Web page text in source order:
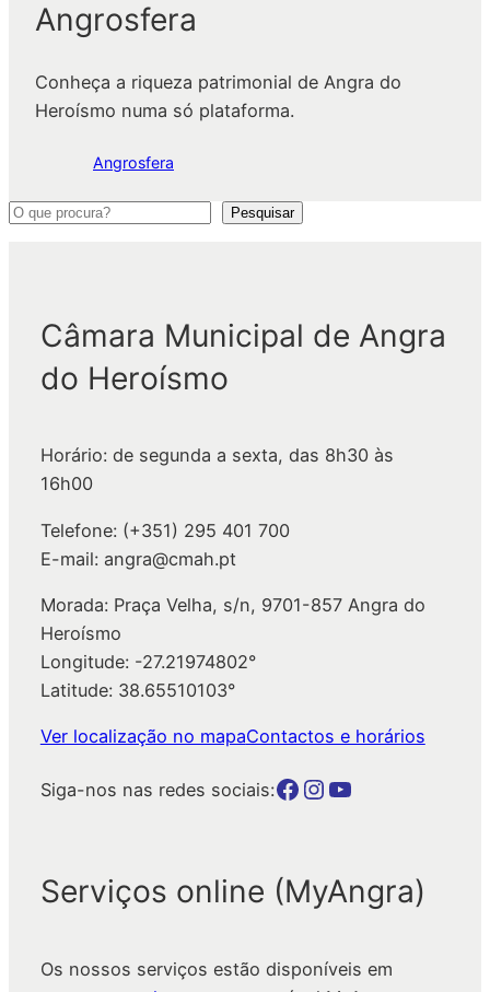
Angrosfera
Conheça a riqueza patrimonial de Angra do
Heroísmo numa só plataforma.
Angrosfera
P
Pesquisar
Câmara Municipal de Angra
do Heroísmo
Horário: de segunda a sexta, das 8h30 às
16h00
Telefone: (+351) 295 401 700
E-mail: angra@cmah.pt
Morada: Praça Velha, s/n, 9701-857 Angra do
Heroísmo
Longitude: -27.21974802°
Latitude: 38.65510103°
Ver localização no mapaContactos e horários
Siga-nos nas redes sociais:Botão para a página da autarquia no Facebook Botão para a página da autarquia no Instagram Botão para a página da autarquia no Youtube
Serviços online (MyAngra)
Os nossos serviços estão disponíveis em